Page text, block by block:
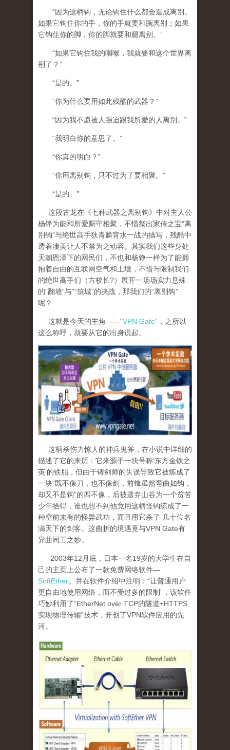
“因为这柄钩，无论钩住什么都会造成离别。
如果它钩住你的手，你的手就要和腕离别；如果
它钩住你的脚，你的脚就要和腿离别。”
“如果它钩住我的咽喉，我就要和这个世界离
别了？”
“是的。”
“你为什么要用如此残酷的武器？”
“因为我不愿被人强迫跟我所爱的人离别。”
“我明白你的意思了。”
“你真的明白？”
“你用离别钩，只不过为了要相聚。”
“是的。”
这段古龙在《七种武器之离别钩》中对主人公
杨铮为能和所爱厮守相聚，不惜祭出家传之宝“离
别钩”与绝世高手狄青麟背水一战的描写，残酷中
透着凄美让人不禁为之动容。其实我们这些身处
天朝恩泽下的网民们，不也和杨铮一样为了能拥
抱着自由的互联网空气和土壤，不惜与限制我们
的绝世高手们（方校长?）展开一场场实力悬殊
的”翻墙“与”“筑城”的决战，那我们的“离别钩”
呢？
这就是今天的主角——“VPN Gate”，之所以
这么称呼，就要从它的出身说起。
这柄杀伤力惊人的神兵鬼斧，在小说中详细的
描述了它的来历：它来源于一块号称‘东方金铁之
英’的铁胎，但由于铸剑师的失误导致它被炼成了
一块“既不像刀，也不像剑，前锋虽然弯曲如钩，
却又不是钩”的四不像，后被遗弃山谷为一个贫苦
少年拾得，谁也想不到他竟用这柄怪钩练成了一
种空前未有的怪异武功，而且用它杀了 几十位名
满天下的剑客。这曲折的境遇竟与VPN Gate有
异曲同工之妙。
2003年12 月底，日本一名19岁的大学生在自
己的主页上公布了一款免费网络软件—
SoftEther。并在软件介绍中注明：“让普通用户
更自由地使用网络，而不受过多的限制”，该软件
巧妙利用了“EtherNet over TCP的隧道+HTTPS
实现物理传输”技术，开创了VPN软件应用的先
河。